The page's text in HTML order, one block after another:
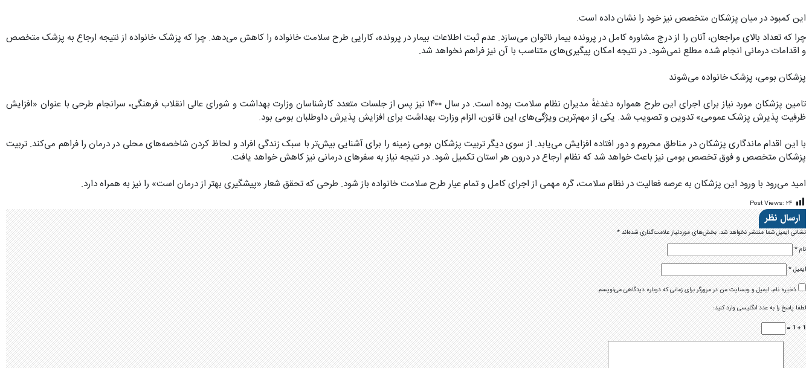
این کمبود در میان پزشکان متخصص نیز خود را نشان داده است.
چرا که تعداد بالای مراجعان، آنان را از درج مشاوره کامل در پرونده بیمار ناتوان می‌سازد. عدم ثبت اطلاعات بیمار در پرونده، کارایی طرح سلامت خانواده را کاهش می‌دهد. چرا که پزشک خانواده از نتیجه ارجاع به پزشک متخصص
و اقدامات درمانی انجام شده مطلع نمی‌شود. در نتیجه امکان پیگیری‌های متناسب با آن نیز فراهم نخواهد شد.
پزشکان بومی، پزشک خانواده می‌شوند
تامین پزشکان مورد نیاز برای اجرای این طرح همواره دغدغهٔ مدیران نظام سلامت بوده است. در سال ۱۴۰۰ نیز پس از جلسات متعدد کارشناسان وزارت بهداشت و شورای عالی انقلاب فرهنگی، سرانجام طرحی با عنوان «افزایش
ظرفیت پذیرش پزشک عمومی» تدوین و تصویب شد. یکی از مهم‌ترین ویژگی‌های این قانون، الزام وزارت بهداشت برای افزایش پذیرش داوطلبان بومی بود.
با این اقدام ماندگاری پزشکان در مناطق محروم و دور افتاده افزایش می‌یابد. از سوی دیگر تربیت پزشکان بومی زمینه را برای آشنایی بیش‌تر با سبک زندگی افراد و لحاظ کردن شاخصه‌های محلی در درمان را فراهم می‌کند. تربیت
پزشکان متخصص و فوق تخصص بومی نیز باعث خواهد شد که نظام ارجاع در درون هر استان تکمیل شود. در نتیجه نیاز به سفرهای درمانی نیز کاهش خواهد یافت.
امید می‌رود با ورود این پزشکان به عرصه فعالیت در نظام سلامت، گره مهمی از اجرای کامل و تمام عیار طرح سلامت خانواده باز شود. طرحی که تحقق شعار «پیشگیری بهتر از درمان است» را نیز به همراه دارد.
Post Views: ۲۴
ارسال نظر
نشانی ایمیل شما منتشر نخواهد شد.بخش‌های موردنیاز علامت‌گذاری شده‌اند*
نام*
ایمیل*
ذخیره نام، ایمیل و وبسایت من در مرورگر برای زمانی که دوباره دیدگاهی می‌نویسم.
لطفا پاسخ را به عدد انگلیسی وارد کنید:
1 + 1 =